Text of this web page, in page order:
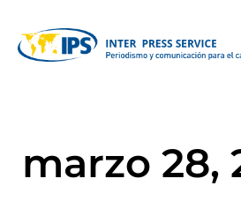
marzo 28,